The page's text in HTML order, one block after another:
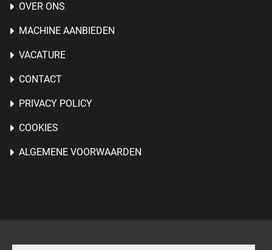
OVER ONS
MACHINE AANBIEDEN
VACATURE
CONTACT
PRIVACY POLICY
COOKIES
ALGEMENE VOORWAARDEN